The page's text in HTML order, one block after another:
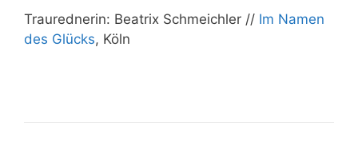
Traurednerin: Beatrix Schmeichler // Im Namen
des Glücks, Köln